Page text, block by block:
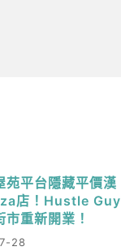
苑平台隱藏平價漢
店！Hustle Guy
重新開業！
28